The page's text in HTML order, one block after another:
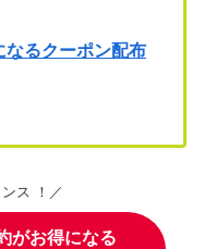
なるクーポン配布
ス ！／
がお得になる